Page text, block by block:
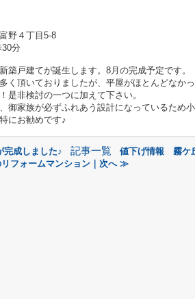
野４丁目5-8
分
築戸建てが誕生します。8月の完成予定です。
く頂いておりましたが、平屋がほとんどなか
是非検討の一つに加えて下さい。
御家族が必ずふれあう設計になっているため
にお勧めです♪
成しました♪ 記事一覧
値下げ情報 霧ケ
リフォームマンション｜次へ ≫